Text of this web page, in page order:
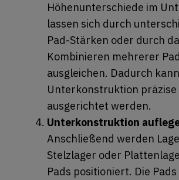
Höhenunterschiede im
lassen sich durch
Pad-Stärken oder durch
Kombinieren mehrerer
ausgleichen. Dadurch
Unterkonstruktion präzise
ausgerichtet werden.
Unterkonstruktion
Anschließend werden
Stelzlager oder
Pads positioniert. Die